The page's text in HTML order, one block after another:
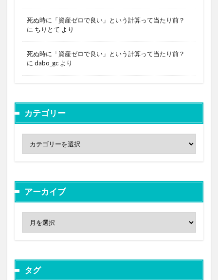
死ぬ時に「資産ゼロで良い」という計算って当たり前？
に ちりとて より
死ぬ時に「資産ゼロで良い」という計算って当たり前？
に dabo_gc より
カテゴリー
アーカイブ
タグ